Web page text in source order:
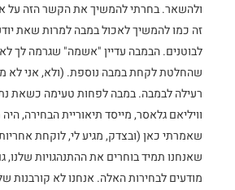
ולהשאר. בחרתי להמשיך את הקשר הזה על
זה כמו להמשיך לאכול במבה למרות שאת
לבוטנים. הבמבה עדיין "אשמה" שגרמה לך
שהחלטת לקחת במבה נוספת. (ולא, אני לא
רעילה לבמבה. במבה לפחות טעימה כשאת
וויליאם גלאסר, מייסד תיאוריית הבחירה,
שאמרתי כאן (ובצדק, מגיע לי, לוקחת
שאנחנו תמיד בוחרים את ההתנהגויות שלנו,
מודעים לבחירות האלה. אנחנו לא קורבנות